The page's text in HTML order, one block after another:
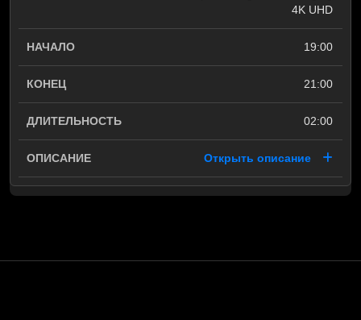
4K UHD
19:00
21:00
02:00
Открыть описание